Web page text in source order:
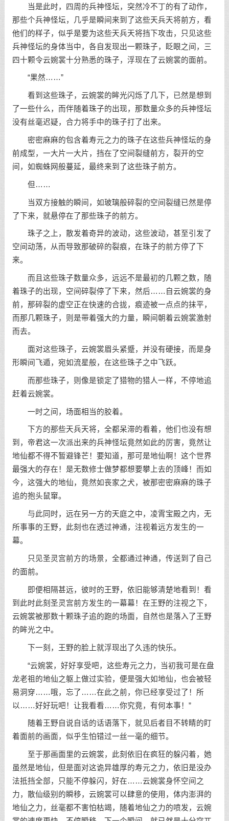
当是此时，四周的兵神怪坛，突然冷不丁的有了动作，
那些个兵神怪坛，几乎是瞬间来到了这些天兵天将前方，看
他们的样子，似乎是要为这些天兵天将挡下攻击，只见这些
兵神怪坛的身体当中，各自发现出一颗珠子，眨眼之间，三
四十颗令云婉裳十分熟悉的珠子，浮现在了云婉裳的面前。
“果然……”
看到这些珠子，云婉裳的眸光闪烁了几下，已然是想到
了一些什么，而伴随着珠子的出现，那数量众多的兵神怪坛
没有丝毫迟疑，合力将手中的珠子打了出来。
密密麻麻的包含着寿元之力的珠子在这些兵神怪坛的身
前成型，一大片一大片，挡在了空间裂缝前方，裂开的空
间，如蜘蛛网般蔓延，最终来到了这些珠子前方。
但……
当双方接触的瞬间，如玻璃般碎裂的空间裂缝已然是停
了下来，就悬停在了那些珠子的前方。
珠子之上，散发着奇异的波动，这些波动，甚至引发了
空间动荡，从而导致那破碎的裂痕，在珠子的前方停了下
来。
而且这些珠子数量众多，远远不是最初的几颗之数，随
着珠子的出现，空间碎裂停了下来，然后……自云婉裳的身
前，那碎裂的虚空正在快速的合拢，痕迹被一点点的抹平，
而那几颗珠子，则是带着强大的力量，瞬间朝着云婉裳激射
而去。
面对这些珠子，云婉裳眉头紧蹙，并没有硬接，而是身
形瞬间飞遁，宛如流星般，在这些珠子之中飞跃。
而那些珠子，则像是锁定了猎物的猎人一样，不停地追
赶着云婉裳。
一时之间，场面相当的胶着。
下方的那些天兵天将，全都呆滞的看着，他们也没有想
到，帝君这一次派出来的兵神怪坛竟然如此的厉害，竟然让
地仙都不得不暂避锋芒！要知道，那可是地仙啊！这个世界
最强大的存在！是无数修士做梦都想要攀上去的顶峰！而如
今，这强大的地仙，竟然如丧家之犬，被那密密麻麻的珠子
追的抱头鼠窜。
与此同时，远在另一方的天庭之中，凌霄宝殿之内，无
所事事的王野，此刻也在透过神通，注视着远方发生的一
幕。
只见圣灵宫前方的场景，全都通过神通，传送到了自己
的面前。
即便相隔甚远，彼时的王野，依旧能够清楚地看到！看
到此时此刻圣灵宫前方发生的一幕幕！在王野的注视之下，
云婉裳被那数十颗珠子追的跑的场面，自然也是落入了王野
的眸光之中。
下一刻，王野的脸上就浮现出了久违的快乐。
“云婉裳，好好享受吧，这些寿元之力，当初我可是在盘
龙老祖的地仙之躯上做过实验，便是强大如地仙，也会被轻
易洞穿……哦，忘了……在此之前，你已经享受过了！所
以……好好玩吧！让我看看……你究竟，有何本事！”
随着王野自说自话的话语落下，就见后者目不转睛的盯
着面前的画面，似乎生怕错过一丝一毫的细节。
至于那画面里的云婉裳，此刻依旧在疯狂的躲闪着，她
虽然是地仙，但是面对这诡异雄厚的寿元之力，依旧是没办
法抵挡全部，只能不停躲闪，好在……云婉裳身怀空间之
力，散仙级别的瞬移，云婉裳可以肆意的使用，体内澎湃的
地仙之力，丝毫都不害怕枯竭，随着地仙之力的喷发，云婉